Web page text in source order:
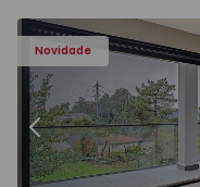
Novidade
Anterior